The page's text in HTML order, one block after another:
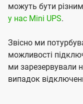
можуть бути
у нас Mini UPS.
Звісно ми
можливості
ми зарезервували
випадок